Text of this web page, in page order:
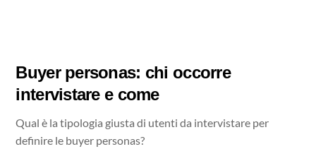
Buyer personas: chi occorre
intervistare e come
Qual è la tipologia giusta di utenti da intervistare per
definire le buyer personas?